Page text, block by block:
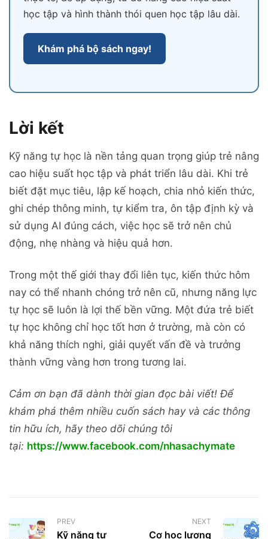
học tập và hình thành thói quen học tập lâu dài.
Khám phá bộ sách ngay!
Lời kết
Kỹ năng tự học là nền tảng quan trọng giúp trẻ nâng
cao hiệu suất học tập và phát triển lâu dài. Khi trẻ
biết đặt mục tiêu, lập kế hoạch, chia nhỏ kiến thức,
ghi chép thông minh, tự kiểm tra, ôn tập định kỳ và
sử dụng AI đúng cách, việc học sẽ trở nên chủ
động, nhẹ nhàng và hiệu quả hơn.
Trong một thế giới thay đổi liên tục, kiến thức hôm
nay có thể nhanh chóng trở nên cũ, nhưng năng lực
tự học sẽ luôn là lợi thế bền vững. Một đứa trẻ biết
tự học không chỉ học tốt hơn ở trường, mà còn có
khả năng thích nghi, giải quyết vấn đề và trưởng
thành vững vàng hơn trong tương lai.
Cảm ơn bạn đã dành thời gian đọc bài viết! Để
khám phá thêm nhiều cuốn sách hay và các thông
tin hữu ích, hãy theo dõi chúng tôi
tại: https://www.facebook.com/nhasachymate
PREV
Kỹ năng tự
NEXT
Cơ học lượng